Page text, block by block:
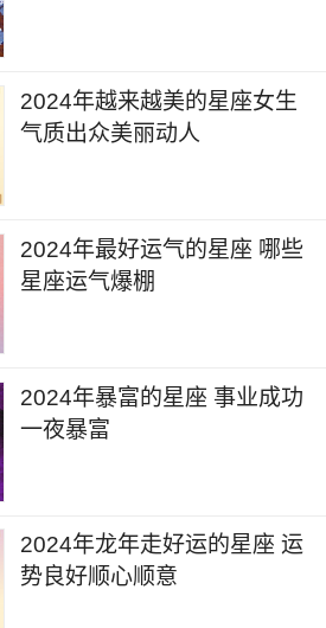
2024年越来越美的星座女生
气质出众美丽动人
2024年最好运气的星座 哪些
星座运气爆棚
2024年暴富的星座 事业成功
一夜暴富
2024年龙年走好运的星座 运
势良好顺心顺意